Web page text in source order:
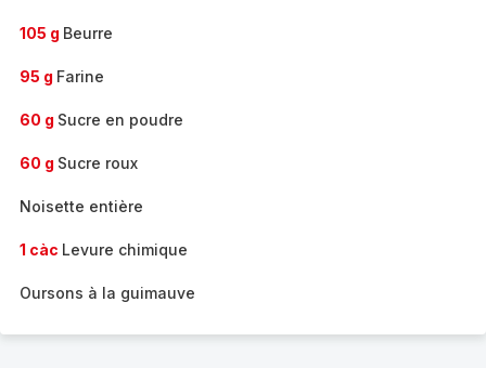
105 g Beurre
95 g Farine
60 g Sucre en poudre
60 g Sucre roux
Noisette entière
1 càc Levure chimique
Oursons à la guimauve